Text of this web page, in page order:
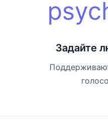
Задайте